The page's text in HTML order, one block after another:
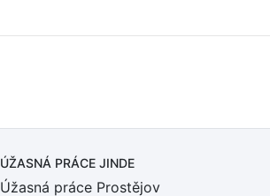
ÚŽASNÁ PRÁCE JINDE
Úžasná práce Prostějov